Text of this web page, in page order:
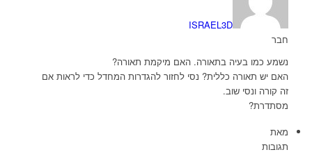
ISRAEL3D
חבר
נשמע כמו בעיה בתאורה. האם מיקמת תאורה?
האם יש תאורה כללית? נסי לחזור להגדרות המחדל כדי לראות אם
זה קורה ונסי שוב.
מסתדרת?
מאת
תגובות